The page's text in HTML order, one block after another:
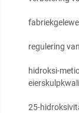
regulering
hidroksi-
25-